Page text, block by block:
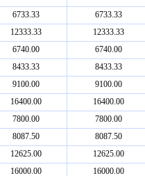
6733.33
6733.33
12333.33
12333.33
6740.00
6740.00
8433.33
8433.33
9100.00
9100.00
16400.00
16400.00
7800.00
7800.00
8087.50
8087.50
12625.00
12625.00
16000.00
16000.00